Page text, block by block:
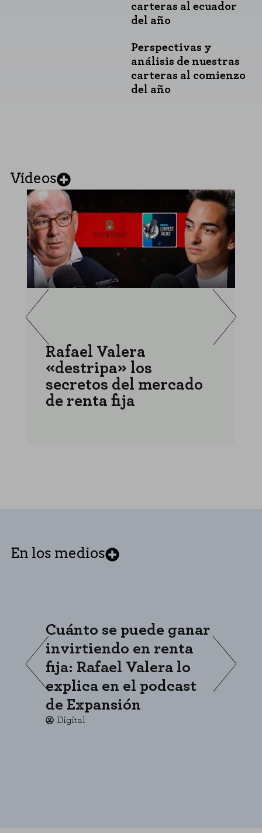
carteras al ecuador
del año
Perspectivas y
análisis de nuestras
carteras al comienzo
del año
Vídeos
Rafael Valera
«destripa» los
secretos del mercado
de renta fija
En los medios
Cuánto se puede ganar
invirtiendo en renta
fija: Rafael Valera lo
explica en el podcast
de Expansión
Digital